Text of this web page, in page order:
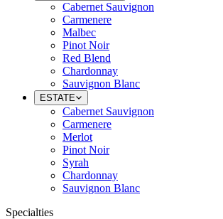
Cabernet Sauvignon
Carmenere
Malbec
Pinot Noir
Red Blend
Chardonnay
Sauvignon Blanc
ESTATE
Cabernet Sauvignon
Carmenere
Merlot
Pinot Noir
Syrah
Chardonnay
Sauvignon Blanc
Specialties